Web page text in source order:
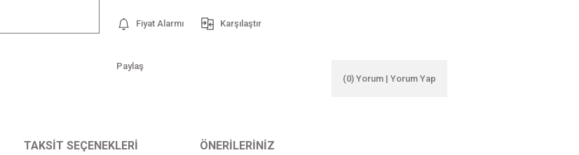
Fiyat Alarmı Karşılaştır
Paylaş
(0) Yorum | Yorum Yap
TAKSIT SEÇENEKLERI ÖNERILERINIZ